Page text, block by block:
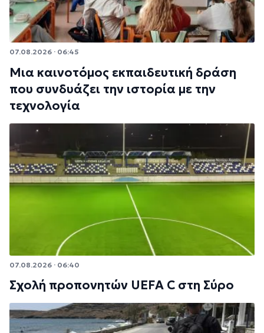
07.08.2026 · 06:45
Μια καινοτόμος εκπαιδευτική δράση
που συνδυάζει την ιστορία με την
τεχνολογία
07.08.2026 · 06:40
Σχολή προπονητών UEFA C στη Σύρο